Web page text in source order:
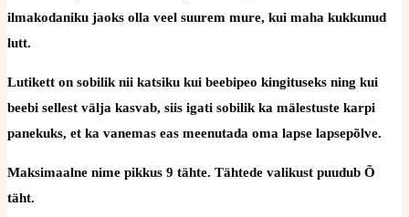
ilmakodaniku jaoks olla veel suurem mure, kui maha kukkunud
lutt.
Lutikett on sobilik nii katsiku kui beebipeo kingituseks ning kui
beebi sellest välja kasvab, siis igati sobilik ka mälestuste karpi
panekuks, et ka vanemas eas meenutada oma lapse lapsepõlve.
Maksimaalne nime pikkus 9 tähte. Tähtede valikust puudub Õ
täht.